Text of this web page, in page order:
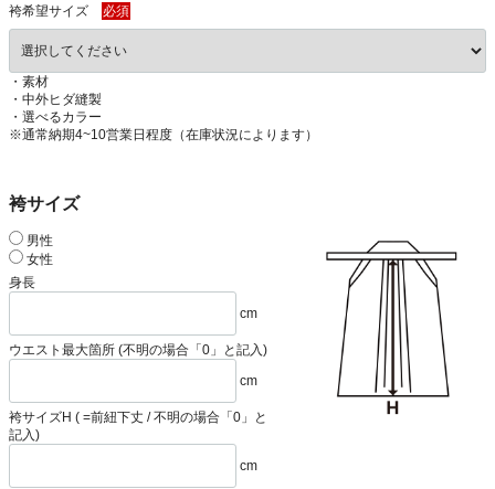
袴希望サイズ 必須
・素材
・中外ヒダ縫製
・選べるカラー
※通常納期4~10営業日程度（在庫状況によります）
袴サイズ
男性
女性
身長
cm
ウエスト最大箇所 (不明の場合「0」と記入)
cm
袴サイズH ( =前紐下丈 / 不明の場合「0」と
記入)
cm